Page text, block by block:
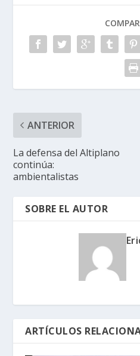
ANTERIOR
La defensa del Altiplano
continúa:
ambientalistas
SOBRE EL AUTOR
ARTÍCULOS